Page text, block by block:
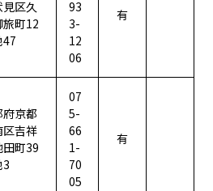
区久
旅町12
47
93
3-
12
06
有
府京都
区吉祥
田町39
3
07
5-
66
1-
70
05
有